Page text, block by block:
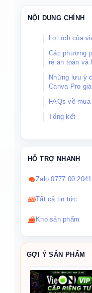
NỘI DUNG CHÍNH
Lợi ích của
Các phương
rẻ an toàn và
Những lưu ý
Canva Pro
FAQs về
Tổng kết
HỖ TRỢ NHANH
Zalo 0777.00.2041
Tất cả tin tức
Kho sản phẩm
GỢI Ý SẢN PHẨM